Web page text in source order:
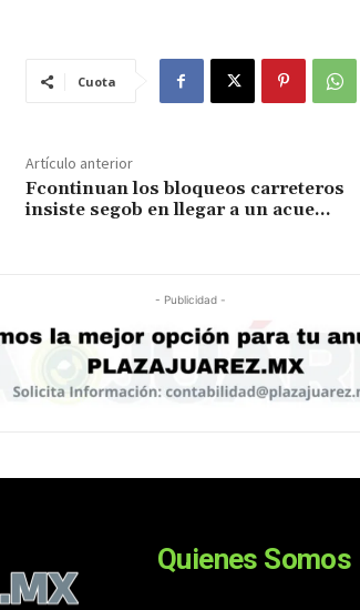
Cuota
Artículo anterior
Fcontinuan los bloqueos carreteros
insiste segob en llegar a un acue…
- Publicidad -
Quienes Somos